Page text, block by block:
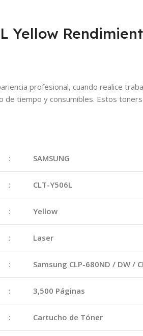
Yellow
profesional, cuando realice
tiempo y consumibles. Estos
: SAMSUNG
: CLT-Y506L
: Yellow
: Laser
: Samsung CLP-680ND / DW /
: 3,500 Páginas
: Cartucho de Tóner